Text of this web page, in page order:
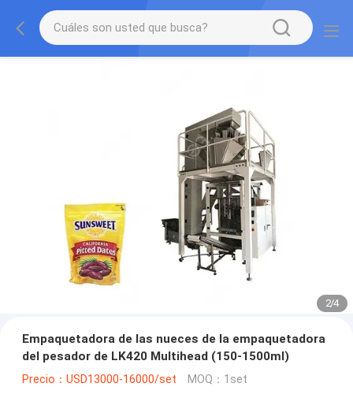
2/4
Empaquetadora de las nueces de la empaquetadora
del pesador de LK420 Multihead (150-1500ml)
Precio：USD13000-16000/set MOQ：1set